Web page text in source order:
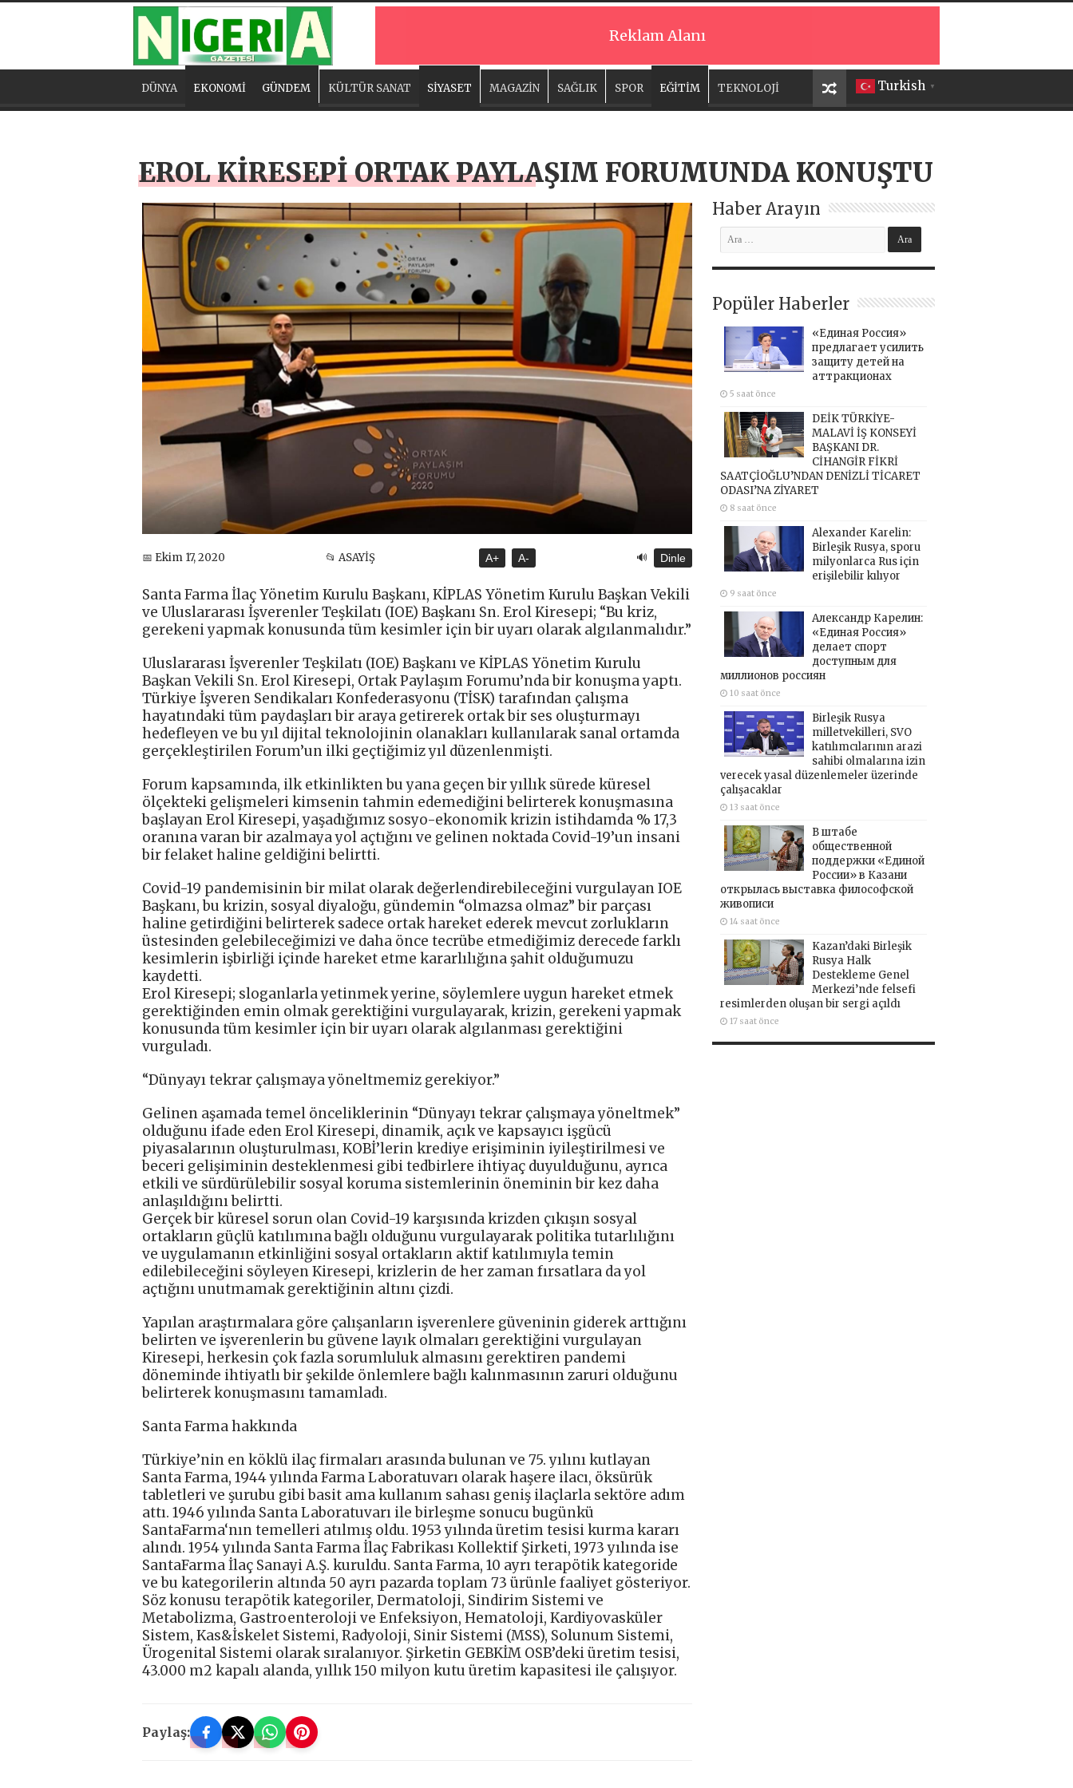
Reklam Alanı
Turkish ▼
DÜNYA EKONOMİ GÜNDEM KÜLTÜR SANAT SİYASET MAGAZİN SAĞLIK SPOR EĞİTİM TEKNOLOJİ
EROL KİRESEPİ ORTAK PAYLAŞIM FORUMUNDA KONUŞTU
📅 Ekim 17, 2020 📂 ASAYİŞ A+ A- 🔊 Dinle
Santa Farma İlaç Yönetim Kurulu Başkanı, KİPLAS Yönetim Kurulu Başkan Vekili
ve Uluslararası İşverenler Teşkilatı (IOE) Başkanı Sn. Erol Kiresepi; “Bu kriz,
gerekeni yapmak konusunda tüm kesimler için bir uyarı olarak algılanmalıdır.”
Uluslararası İşverenler Teşkilatı (IOE) Başkanı ve KİPLAS Yönetim Kurulu
Başkan Vekili Sn. Erol Kiresepi, Ortak Paylaşım Forumu’nda bir konuşma yaptı.
Türkiye İşveren Sendikaları Konfederasyonu (TİSK) tarafından çalışma
hayatındaki tüm paydaşları bir araya getirerek ortak bir ses oluşturmayı
hedefleyen ve bu yıl dijital teknolojinin olanakları kullanılarak sanal ortamda
gerçekleştirilen Forum’un ilki geçtiğimiz yıl düzenlenmişti.
Forum kapsamında, ilk etkinlikten bu yana geçen bir yıllık sürede küresel
ölçekteki gelişmeleri kimsenin tahmin edemediğini belirterek konuşmasına
başlayan Erol Kiresepi, yaşadığımız sosyo-ekonomik krizin istihdamda % 17,3
oranına varan bir azalmaya yol açtığını ve gelinen noktada Covid-19’un insani
bir felaket haline geldiğini belirtti.
Covid-19 pandemisinin bir milat olarak değerlendirebileceğini vurgulayan IOE
Başkanı, bu krizin, sosyal diyaloğu, gündemin “olmazsa olmaz” bir parçası
haline getirdiğini belirterek sadece ortak hareket ederek mevcut zorlukların
üstesinden gelebileceğimizi ve daha önce tecrübe etmediğimiz derecede farklı
kesimlerin işbirliği içinde hareket etme kararlılığına şahit olduğumuzu
kaydetti.
Erol Kiresepi; sloganlarla yetinmek yerine, söylemlere uygun hareket etmek
gerektiğinden emin olmak gerektiğini vurgulayarak, krizin, gerekeni yapmak
konusunda tüm kesimler için bir uyarı olarak algılanması gerektiğini
vurguladı.
“Dünyayı tekrar çalışmaya yöneltmemiz gerekiyor.”
Gelinen aşamada temel önceliklerinin “Dünyayı tekrar çalışmaya yöneltmek”
olduğunu ifade eden Erol Kiresepi, dinamik, açık ve kapsayıcı işgücü
piyasalarının oluşturulması, KOBİ’lerin krediye erişiminin iyileştirilmesi ve
beceri gelişiminin desteklenmesi gibi tedbirlere ihtiyaç duyulduğunu, ayrıca
etkili ve sürdürülebilir sosyal koruma sistemlerinin öneminin bir kez daha
anlaşıldığını belirtti.
Gerçek bir küresel sorun olan Covid-19 karşısında krizden çıkışın sosyal
ortakların güçlü katılımına bağlı olduğunu vurgulayarak politika tutarlılığını
ve uygulamanın etkinliğini sosyal ortakların aktif katılımıyla temin
edilebileceğini söyleyen Kiresepi, krizlerin de her zaman fırsatlara da yol
açtığını unutmamak gerektiğinin altını çizdi.
Yapılan araştırmalara göre çalışanların işverenlere güveninin giderek arttığını
belirten ve işverenlerin bu güvene layık olmaları gerektiğini vurgulayan
Kiresepi, herkesin çok fazla sorumluluk almasını gerektiren pandemi
döneminde ihtiyatlı bir şekilde önlemlere bağlı kalınmasının zaruri olduğunu
belirterek konuşmasını tamamladı.
Santa Farma hakkında
Türkiye’nin en köklü ilaç firmaları arasında bulunan ve 75. yılını kutlayan
Santa Farma, 1944 yılında Farma Laboratuvarı olarak haşere ilacı, öksürük
tabletleri ve şurubu gibi basit ama kullanım sahası geniş ilaçlarla sektöre adım
attı. 1946 yılında Santa Laboratuvarı ile birleşme sonucu bugünkü
SantaFarma‘nın temelleri atılmış oldu. 1953 yılında üretim tesisi kurma kararı
alındı. 1954 yılında Santa Farma İlaç Fabrikası Kollektif Şirketi, 1973 yılında ise
SantaFarma İlaç Sanayi A.Ş. kuruldu. Santa Farma, 10 ayrı terapötik kategoride
ve bu kategorilerin altında 50 ayrı pazarda toplam 73 ürünle faaliyet gösteriyor.
Söz konusu terapötik kategoriler, Dermatoloji, Sindirim Sistemi ve
Metabolizma, Gastroenteroloji ve Enfeksiyon, Hematoloji, Kardiyovasküler
Sistem, Kas&İskelet Sistemi, Radyoloji, Sinir Sistemi (MSS), Solunum Sistemi,
Ürogenital Sistemi olarak sıralanıyor. Şirketin GEBKİM OSB’deki üretim tesisi,
43.000 m2 kapalı alanda, yıllık 150 milyon kutu üretim kapasitesi ile çalışıyor.
Paylaş:
Haber Arayın
Popüler Haberler
«Единая Россия»
предлагает усилить
защиту детей на
аттракционах
5 saat önce
DEİK TÜRKİYE-
MALAVİ İŞ KONSEYİ
BAŞKANI DR.
CİHANGİR FİKRİ
SAATÇİOĞLU’NDAN DENİZLİ TİCARET
ODASI’NA ZİYARET
8 saat önce
Alexander Karelin:
Birleşik Rusya, sporu
milyonlarca Rus için
erişilebilir kılıyor
9 saat önce
Александр Карелин:
«Единая Россия»
делает спорт
доступным для
миллионов россиян
10 saat önce
Birleşik Rusya
milletvekilleri, SVO
katılımcılarının arazi
sahibi olmalarına izin
verecek yasal düzenlemeler üzerinde
çalışacaklar
13 saat önce
В штабе
общественной
поддержки «Единой
России» в Казани
открылась выставка философской
живописи
14 saat önce
Kazan’daki Birleşik
Rusya Halk
Destekleme Genel
Merkezi’nde felsefi
resimlerden oluşan bir sergi açıldı
17 saat önce